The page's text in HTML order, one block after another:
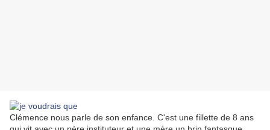
Clémence nous parle de son enfance. C'est une fillette de 8 ans